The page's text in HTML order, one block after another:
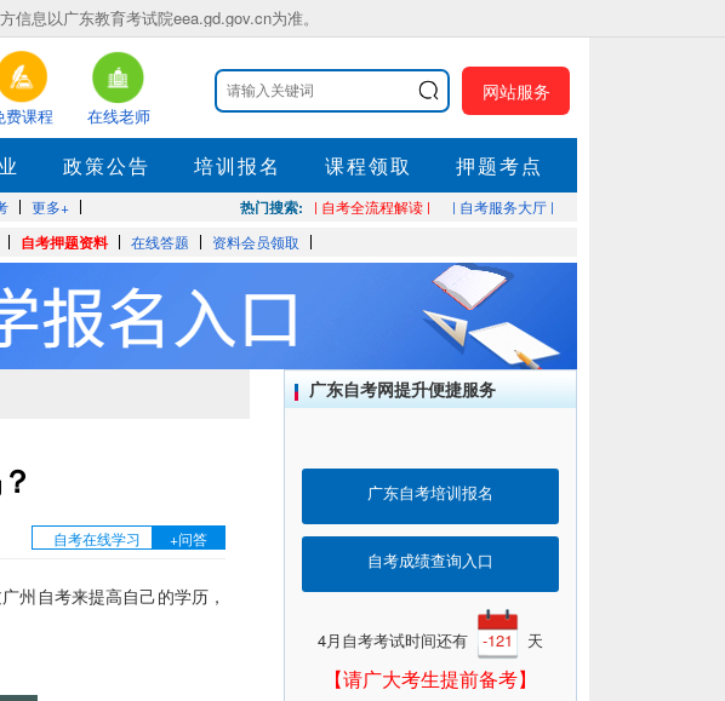
息以广东教育考试院eea.gd.gov.cn为准。
费课程 在线老师
网站服务
政策公告 培训报名 课程领取 押题考点
更多+ 热门搜索: | 自考全流程解读 | | 自考服务大厅 |
自考押题资料 在线答题 资料会员领取
自考在线学习 +问答
自考来提高自己的学历，
广东自考网提升便捷服务
广东自考培训报名
自考成绩查询入口
4月自考考试时间还有 -121 天
【请广大考生提前备考】